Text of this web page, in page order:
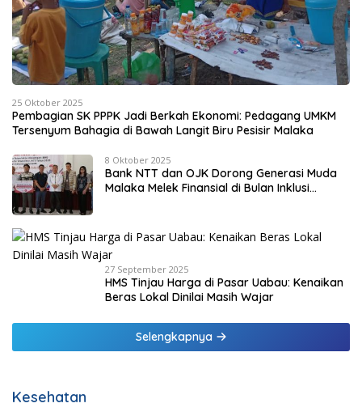
25 Oktober 2025
Pembagian SK PPPK Jadi Berkah Ekonomi: Pedagang UMKM
Tersenyum Bahagia di Bawah Langit Biru Pesisir Malaka
8 Oktober 2025
Bank NTT dan OJK Dorong Generasi Muda
Malaka Melek Finansial di Bulan Inklusi
27 September 2025
HMS Tinjau Harga di Pasar Uabau: Kenaikan
Beras Lokal Dinilai Masih Wajar
Selengkapnya
Kesehatan